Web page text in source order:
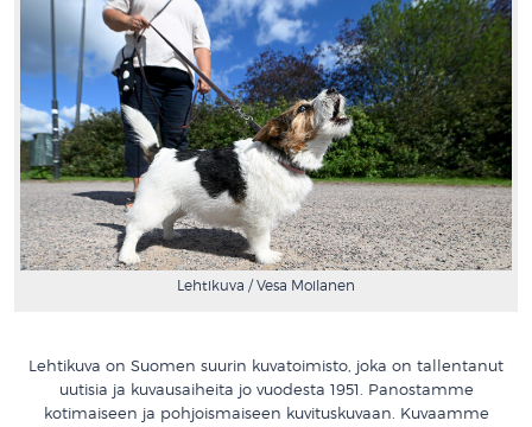
Lehtikuva / Vesa Moilanen
Lehtikuva on Suomen suurin kuvatoimisto, joka on tallentanut
uutisia ja kuvausaiheita jo vuodesta 1951. Panostamme
kotimaiseen ja pohjoismaiseen kuvituskuvaan. Kuvaamme